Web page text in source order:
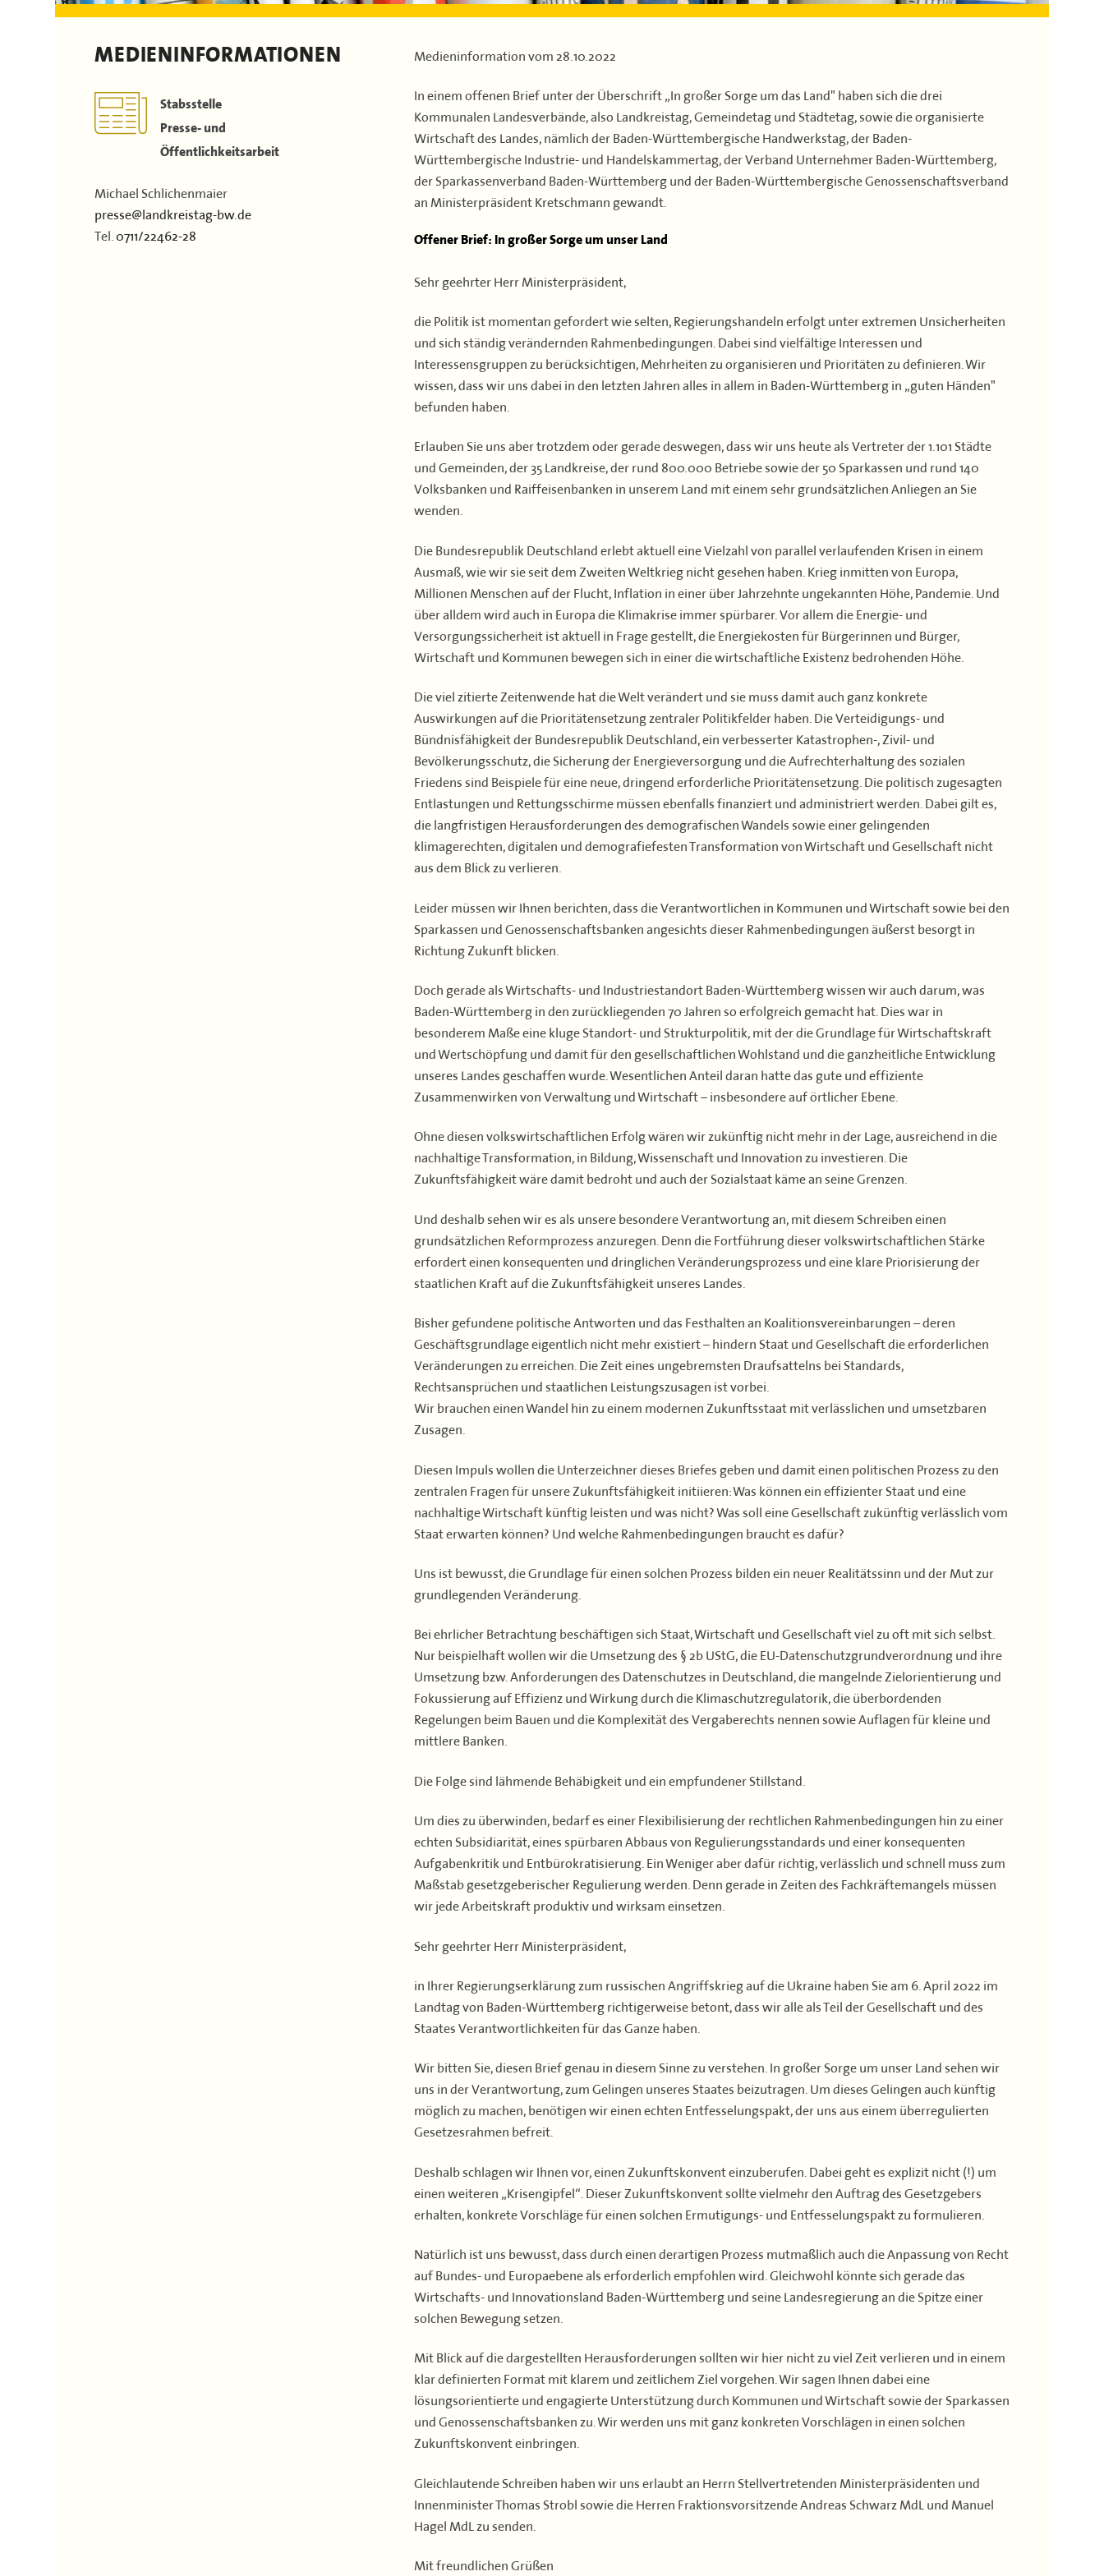
Dokumente & Arbeitshilfen
Stellenausschreibungen
Partner
43. Landkreisversammlung
Verbandsgeschichte
Landrätinnen & Landräte
MEDIENINFORMATIONEN
Stabsstelle
Presse- und
Öffentlichkeitsarbeit
Michael Schlichenmaier
presse@landkreistag-bw.de
Tel.0711/22462-28
Medieninformation vom 28.10.2022
In einem offenen Brief unter der Überschrift „In großer Sorge um das Land" haben sich die drei
Kommunalen Landesverbände, also Landkreistag, Gemeindetag und Städtetag, sowie die organisierte
Wirtschaft des Landes, nämlich der Baden-Württembergische Handwerkstag, der Baden-
Württembergische Industrie- und Handelskammertag, der Verband Unternehmer Baden-Württemberg,
der Sparkassenverband Baden-Württemberg und der Baden-Württembergische Genossenschaftsverband
an Ministerpräsident Kretschmann gewandt.
Offener Brief: In großer Sorge um unser Land
Sehr geehrter Herr Ministerpräsident,
die Politik ist momentan gefordert wie selten, Regierungshandeln erfolgt unter extremen Unsicherheiten
und sich ständig verändernden Rahmenbedingungen. Dabei sind vielfältige Interessen und
Interessensgruppen zu berücksichtigen, Mehrheiten zu organisieren und Prioritäten zu definieren. Wir
wissen, dass wir uns dabei in den letzten Jahren alles in allem in Baden-Württemberg in „guten Händen"
befunden haben.
Erlauben Sie uns aber trotzdem oder gerade deswegen, dass wir uns heute als Vertreter der 1.101 Städte
und Gemeinden, der 35 Landkreise, der rund 800.000 Betriebe sowie der 50 Sparkassen und rund 140
Volksbanken und Raiffeisenbanken in unserem Land mit einem sehr grundsätzlichen Anliegen an Sie
wenden.
Die Bundesrepublik Deutschland erlebt aktuell eine Vielzahl von parallel verlaufenden Krisen in einem
Ausmaß, wie wir sie seit dem Zweiten Weltkrieg nicht gesehen haben. Krieg inmitten von Europa,
Millionen Menschen auf der Flucht, Inflation in einer über Jahrzehnte ungekannten Höhe, Pandemie. Und
über alldem wird auch in Europa die Klimakrise immer spürbarer. Vor allem die Energie- und
Versorgungssicherheit ist aktuell in Frage gestellt, die Energiekosten für Bürgerinnen und Bürger,
Wirtschaft und Kommunen bewegen sich in einer die wirtschaftliche Existenz bedrohenden Höhe.
Die viel zitierte Zeitenwende hat die Welt verändert und sie muss damit auch ganz konkrete
Auswirkungen auf die Prioritätensetzung zentraler Politikfelder haben. Die Verteidigungs- und
Bündnisfähigkeit der Bundesrepublik Deutschland, ein verbesserter Katastrophen-, Zivil- und
Bevölkerungsschutz, die Sicherung der Energieversorgung und die Aufrechterhaltung des sozialen
Friedens sind Beispiele für eine neue, dringend erforderliche Prioritätensetzung. Die politisch zugesagten
Entlastungen und Rettungsschirme müssen ebenfalls finanziert und administriert werden. Dabei gilt es,
die langfristigen Herausforderungen des demografischen Wandels sowie einer gelingenden
klimagerechten, digitalen und demografiefesten Transformation von Wirtschaft und Gesellschaft nicht
aus dem Blick zu verlieren.
Leider müssen wir Ihnen berichten, dass die Verantwortlichen in Kommunen und Wirtschaft sowie bei den
Sparkassen und Genossenschaftsbanken angesichts dieser Rahmenbedingungen äußerst besorgt in
Richtung Zukunft blicken.
Doch gerade als Wirtschafts- und Industriestandort Baden-Württemberg wissen wir auch darum, was
Baden-Württemberg in den zurückliegenden 70 Jahren so erfolgreich gemacht hat. Dies war in
besonderem Maße eine kluge Standort- und Strukturpolitik, mit der die Grundlage für Wirtschaftskraft
und Wertschöpfung und damit für den gesellschaftlichen Wohlstand und die ganzheitliche Entwicklung
unseres Landes geschaffen wurde. Wesentlichen Anteil daran hatte das gute und effiziente
Zusammenwirken von Verwaltung und Wirtschaft – insbesondere auf örtlicher Ebene.
Ohne diesen volkswirtschaftlichen Erfolg wären wir zukünftig nicht mehr in der Lage, ausreichend in die
nachhaltige Transformation, in Bildung, Wissenschaft und Innovation zu investieren. Die
Zukunftsfähigkeit wäre damit bedroht und auch der Sozialstaat käme an seine Grenzen.
Und deshalb sehen wir es als unsere besondere Verantwortung an, mit diesem Schreiben einen
grundsätzlichen Reformprozess anzuregen. Denn die Fortführung dieser volkswirtschaftlichen Stärke
erfordert einen konsequenten und dringlichen Veränderungsprozess und eine klare Priorisierung der
staatlichen Kraft auf die Zukunftsfähigkeit unseres Landes.
Bisher gefundene politische Antworten und das Festhalten an Koalitionsvereinbarungen – deren
Geschäftsgrundlage eigentlich nicht mehr existiert – hindern Staat und Gesellschaft die erforderlichen
Veränderungen zu erreichen. Die Zeit eines ungebremsten Draufsattelns bei Standards,
Rechtsansprüchen und staatlichen Leistungszusagen ist vorbei.
Wir brauchen einen Wandel hin zu einem modernen Zukunftsstaat mit verlässlichen und umsetzbaren
Zusagen.
Diesen Impuls wollen die Unterzeichner dieses Briefes geben und damit einen politischen Prozess zu den
zentralen Fragen für unsere Zukunftsfähigkeit initiieren: Was können ein effizienter Staat und eine
nachhaltige Wirtschaft künftig leisten und was nicht? Was soll eine Gesellschaft zukünftig verlässlich vom
Staat erwarten können? Und welche Rahmenbedingungen braucht es dafür?
Uns ist bewusst, die Grundlage für einen solchen Prozess bilden ein neuer Realitätssinn und der Mut zur
grundlegenden Veränderung.
Bei ehrlicher Betrachtung beschäftigen sich Staat, Wirtschaft und Gesellschaft viel zu oft mit sich selbst.
Nur beispielhaft wollen wir die Umsetzung des § 2b UStG, die EU-Datenschutzgrundverordnung und ihre
Umsetzung bzw. Anforderungen des Datenschutzes in Deutschland, die mangelnde Zielorientierung und
Fokussierung auf Effizienz und Wirkung durch die Klimaschutzregulatorik, die überbordenden
Regelungen beim Bauen und die Komplexität des Vergaberechts nennen sowie Auflagen für kleine und
mittlere Banken.
Die Folge sind lähmende Behäbigkeit und ein empfundener Stillstand.
Um dies zu überwinden, bedarf es einer Flexibilisierung der rechtlichen Rahmenbedingungen hin zu einer
echten Subsidiarität, eines spürbaren Abbaus von Regulierungsstandards und einer konsequenten
Aufgabenkritik und Entbürokratisierung. Ein Weniger aber dafür richtig, verlässlich und schnell muss zum
Maßstab gesetzgeberischer Regulierung werden. Denn gerade in Zeiten des Fachkräftemangels müssen
wir jede Arbeitskraft produktiv und wirksam einsetzen.
Sehr geehrter Herr Ministerpräsident,
in Ihrer Regierungserklärung zum russischen Angriffskrieg auf die Ukraine haben Sie am 6. April 2022 im
Landtag von Baden-Württemberg richtigerweise betont, dass wir alle als Teil der Gesellschaft und des
Staates Verantwortlichkeiten für das Ganze haben.
Wir bitten Sie, diesen Brief genau in diesem Sinne zu verstehen. In großer Sorge um unser Land sehen wir
uns in der Verantwortung, zum Gelingen unseres Staates beizutragen. Um dieses Gelingen auch künftig
möglich zu machen, benötigen wir einen echten Entfesselungspakt, der uns aus einem überregulierten
Gesetzesrahmen befreit.
Deshalb schlagen wir Ihnen vor, einen Zukunftskonvent einzuberufen. Dabei geht es explizit nicht (!) um
einen weiteren „Krisengipfel“. Dieser Zukunftskonvent sollte vielmehr den Auftrag des Gesetzgebers
erhalten, konkrete Vorschläge für einen solchen Ermutigungs- und Entfesselungspakt zu formulieren.
Natürlich ist uns bewusst, dass durch einen derartigen Prozess mutmaßlich auch die Anpassung von Recht
auf Bundes- und Europaebene als erforderlich empfohlen wird. Gleichwohl könnte sich gerade das
Wirtschafts- und Innovationsland Baden-Württemberg und seine Landesregierung an die Spitze einer
solchen Bewegung setzen.
Mit Blick auf die dargestellten Herausforderungen sollten wir hier nicht zu viel Zeit verlieren und in einem
klar definierten Format mit klarem und zeitlichem Ziel vorgehen. Wir sagen Ihnen dabei eine
lösungsorientierte und engagierte Unterstützung durch Kommunen und Wirtschaft sowie der Sparkassen
und Genossenschaftsbanken zu. Wir werden uns mit ganz konkreten Vorschlägen in einen solchen
Zukunftskonvent einbringen.
Gleichlautende Schreiben haben wir uns erlaubt an Herrn Stellvertretenden Ministerpräsidenten und
Innenminister Thomas Strobl sowie die Herren Fraktionsvorsitzende Andreas Schwarz MdL und Manuel
Hagel MdL zu senden.
Mit freundlichen Grüßen